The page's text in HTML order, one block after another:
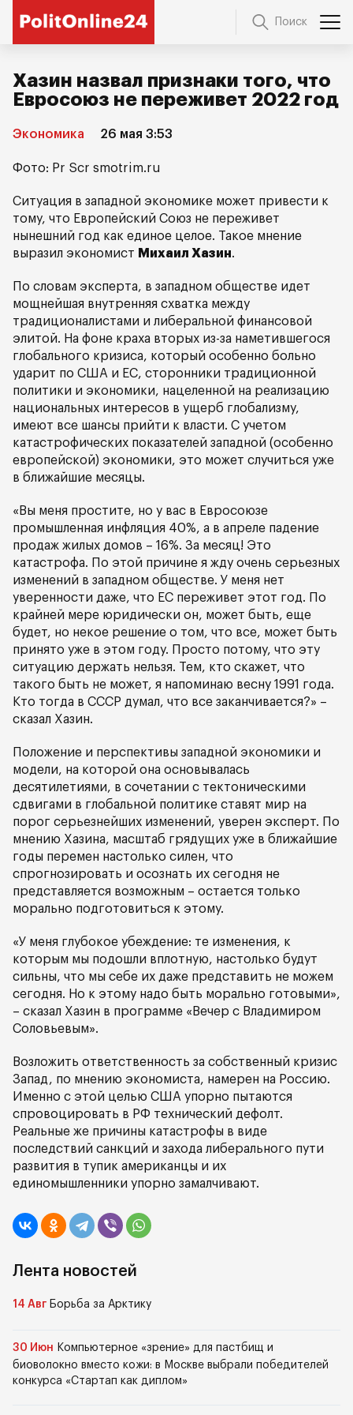
Поиск
Хазин назвал признаки того, что
Евросоюз не переживет 2022 год
Экономика 26 мая 3:53
Фото: Pr Scr smotrim.ru
Ситуация в западной экономике может привести к
тому, что Европейский Союз не переживет
нынешний год как единое целое. Такое мнение
выразил экономист Михаил Хазин.
По словам эксперта, в западном обществе идет
мощнейшая внутренняя схватка между
традиционалистами и либеральной финансовой
элитой. На фоне краха вторых из-за наметившегося
глобального кризиса, который особенно больно
ударит по США и ЕС, сторонники традиционной
политики и экономики, нацеленной на реализацию
национальных интересов в ущерб глобализму,
имеют все шансы прийти к власти. С учетом
катастрофических показателей западной (особенно
европейской) экономики, это может случиться уже
в ближайшие месяцы.
«Вы меня простите, но у вас в Евросоюзе
промышленная инфляция 40%, а в апреле падение
продаж жилых домов – 16%. За месяц! Это
катастрофа. По этой причине я жду очень серьезных
изменений в западном обществе. У меня нет
уверенности даже, что ЕС переживет этот год. По
крайней мере юридически он, может быть, еще
будет, но некое решение о том, что все, может быть
принято уже в этом году. Просто потому, что эту
ситуацию держать нельзя. Тем, кто скажет, что
такого быть не может, я напоминаю весну 1991 года.
Кто тогда в СССР думал, что все заканчивается?» –
сказал Хазин.
Положение и перспективы западной экономики и
модели, на которой она основывалась
десятилетиями, в сочетании с тектоническими
сдвигами в глобальной политике ставят мир на
порог серьезнейших изменений, уверен эксперт. По
мнению Хазина, масштаб грядущих уже в ближайшие
годы перемен настолько силен, что
спрогнозировать и осознать их сегодня не
представляется возможным – остается только
морально подготовиться к этому.
«У меня глубокое убеждение: те изменения, к
которым мы подошли вплотную, настолько будут
сильны, что мы себе их даже представить не можем
сегодня. Но к этому надо быть морально готовыми»,
– сказал Хазин в программе «Вечер с Владимиром
Соловьевым».
Возложить ответственность за собственный кризис
Запад, по мнению экономиста, намерен на Россию.
Именно с этой целью США упорно пытаются
спровоцировать в РФ технический дефолт.
Реальные же причины катастрофы в виде
последствий санкций и захода либерального пути
развития в тупик американцы и их
единомышленники упорно замалчивают.
Лента новостей
14 Авг Борьба за Арктику
30 Июн Компьютерное «зрение» для пастбищ и
биоволокно вместо кожи: в Москве выбрали победителей
конкурса «Стартап как диплом»